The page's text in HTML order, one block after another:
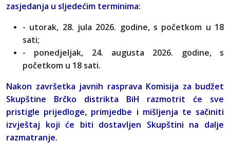
zasjedanja u sljedećim terminima:
- utorak, 28. jula 2026. godine, s početkom u 18
sati;
- ponedjeljak, 24. augusta 2026. godine, s
početkom u 18 sati.
Nakon završetka javnih rasprava Komisija za budžet
Skupštine Brčko distrikta BiH razmotrit će sve
pristigle prijedloge, primjedbe i mišljenja te sačiniti
izvještaj koji će biti dostavljen Skupštini na dalje
razmatranje.